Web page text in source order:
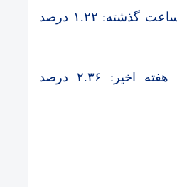
تغییرات قیمتی ۲۴ ساعت گذشته: ۱.۲۲ درصد
تغییرات قیمتی یک هفته اخیر: ۲.۳۶ درصد